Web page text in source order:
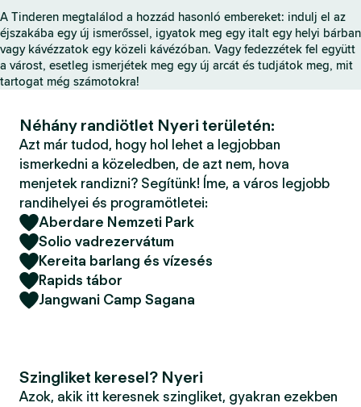
a
l
A Tinderen megtalálod a hozzád hasonló embereket: indulj el az
éjszakába egy új ismerőssel, igyatok meg egy italt egy helyi bárban
vagy kávézzatok egy közeli kávézóban. Vagy fedezzétek fel együtt
a várost, esetleg ismerjétek meg egy új arcát és tudjátok meg, mit
tartogat még számotokra!
Néhány randiötlet Nyeri területén:
Azt már tudod, hogy hol lehet a legjobban
ismerkedni a közeledben, de azt nem, hova
menjetek randizni? Segítünk! Íme, a város legjobb
randihelyei és programötletei:
Aberdare Nemzeti Park
Solio vadrezervátum
Kereita barlang és vízesés
Rapids tábor
Jangwani Camp Sagana
Szingliket keresel? Nyeri
Azok, akik itt keresnek szingliket, gyakran ezekben